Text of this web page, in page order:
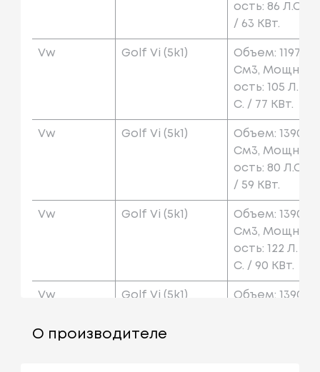
Ость: 86 Л.с.
/ 63 КВт.
Vw Golf Vi (5k1)
Объем: 1197
См3, Мощн
Ость: 105 Л.
С. / 77 КВт.
Vw Golf Vi (5k1)
Объем: 1390
См3, Мощн
Ость: 80 Л.с.
/ 59 КВт.
Vw Golf Vi (5k1)
Объем: 1390
См3, Мощн
Ость: 122 Л.
С. / 90 КВт.
Vw Golf Vi (5k1)
Объем: 1390
О производителе